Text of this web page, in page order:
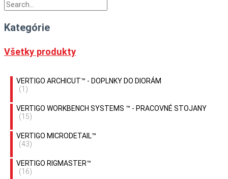
Kategórie
Všetky produkty
VERTIGO ARCHICUT™ - DOPLNKY DO DIORÁM
(1)
VERTIGO WORKBENCH SYSTEMS ™ - PRACOVNÉ STOJANY
(15)
VERTIGO MICRODETAIL™
(43)
VERTIGO RIGMASTER™
(16)